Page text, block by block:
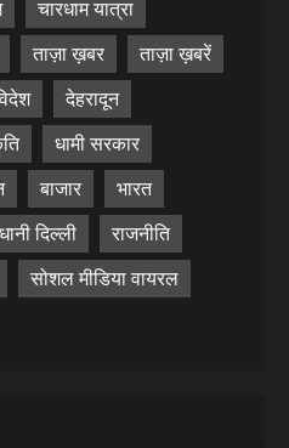
चारधाम यात्रा
ताज़ा ख़बर
ताज़ा ख़बरें
देहरादून
धामी सरकार
बाजार
भारत
दिल्ली
राजनीति
सोशल मीडिया वायरल